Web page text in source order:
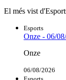
El més vist
Esports
Onze - 06/
Onze
06/08/2026